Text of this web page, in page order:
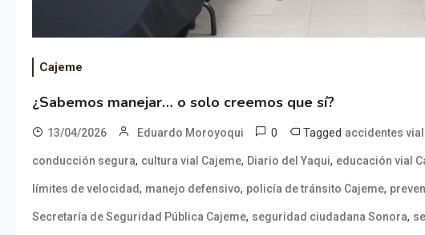
Cajeme
¿Sabemos manejar… o solo creemos que sí?
13/04/2026 Eduardo Moroyoqui 0 Tagged accidentes
conducción segura, cultura vial Cajeme, Diario del Yaqui, educación vial
límites de velocidad, manejo defensivo, policía de tránsito Cajeme,
Secretaría de Seguridad Pública Cajeme, seguridad ciudadana Sonora,